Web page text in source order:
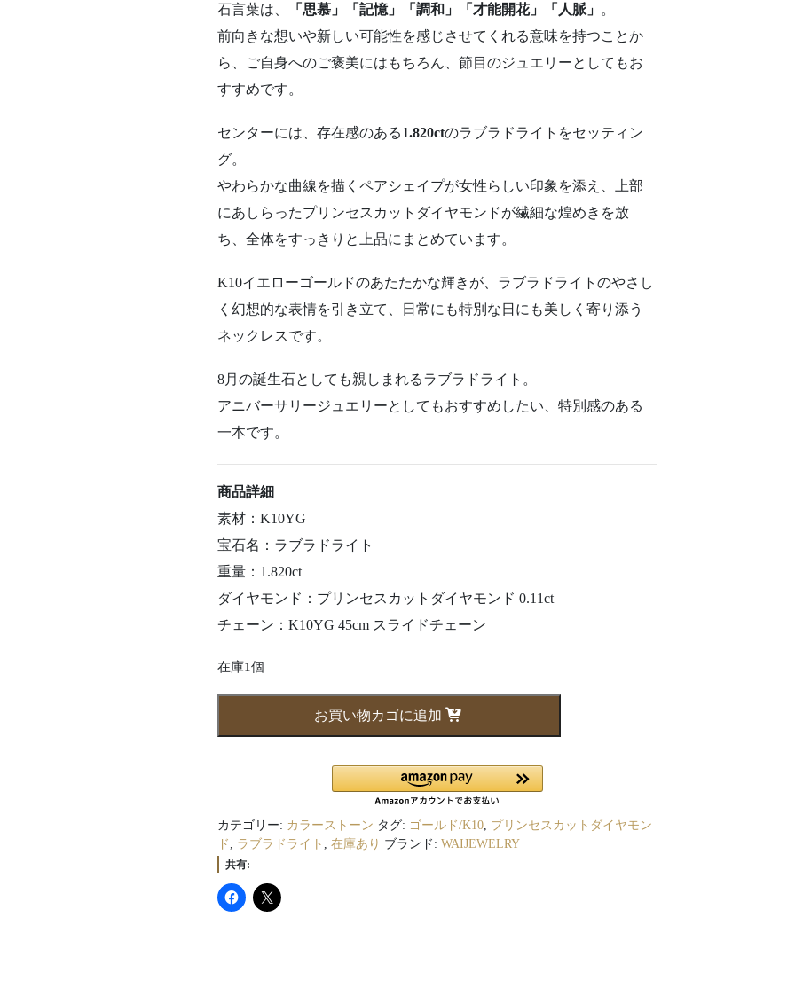
石言葉は、 「 思慕」「 記憶」「 調和」「 才能開花」「 人脈」 。
前向き な想いや新しい可能性を感じ させて くれる意味を持つことか
ら、
ご自身へのご褒美には もちろん、 節目 のジュエリーとして もお
すすめです。
センターには、 存在感のある1.820ctのラブラ ドライト をセッティン
グ。
やわらかな曲線を描く ペアシェイプが女性らしい印象 を添 え、
上部
にあし ら ったプリンセス カット ダイヤモンドが繊細な煌めき を放
ち、 全体をすっきり と 上品に まとめてい ます。
K10イエローゴールドのあたたかな輝き が、 ラブラ ドライト のやさ し
く 幻想的な表情を引き立て、 日常に も特別 な 日 に も美 しく 寄り添う
ネックレスです。
8月 の誕生石 として も親 しま れるラブラ ドライト。
アニバーサリージュエリーとして もおすすめ したい、 特別 感のある
一本です。
商品詳細
素材： K10YG
宝石名： ラブラ ドライト
重量： 1.820ct
ダイヤモンド： プリンセス カット ダイヤモンド 0.11ct
チェーン： K10YG 45cm スライドチェーン
在庫1個
ラ
ド
ラ
イ
お買い物カゴに追加
カテゴリー: カラーストーン タグ: ゴールド/K10, プリンセスカットダイヤモン
ド
ラブラドライト 在庫あり ブランド: WAIJEWELRY
共有: